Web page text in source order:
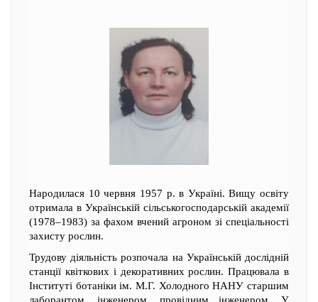
Народилася 10 червня 1957 р. в Україні. Вищу освіту
отримала в Українській сільськогосподарській академії
(1978–1983) за фахом вчений агроном зі спеціальності
захисту рослин.
Трудову діяльність розпочала на Українській дослідній
станції квіткових і декоративних рослин. Працювала в
Інституті ботаніки ім. М.Г. Холодного НАНУ старшим